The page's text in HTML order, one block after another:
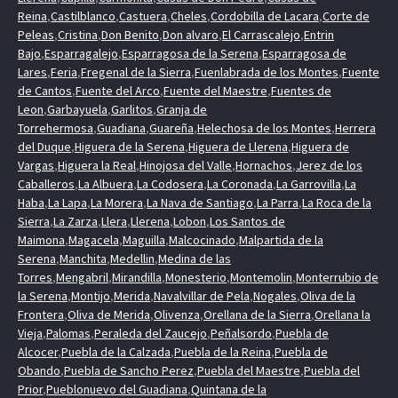
Reina,Castilblanco,Castuera,Cheles,Cordobilla de Lacara,Corte de
Peleas,Cristina,Don Benito,Don alvaro,El Carrascalejo,Entrin
Bajo,Esparragalejo,Esparragosa de la Serena,Esparragosa de
Lares,Feria,Fregenal de la Sierra,Fuenlabrada de los Montes,Fuente
de Cantos,Fuente del Arco,Fuente del Maestre,Fuentes de
Leon,Garbayuela,Garlitos,Granja de
Torrehermosa,Guadiana,Guareña,Helechosa de los Montes,Herrera
del Duque,Higuera de la Serena,Higuera de Llerena,Higuera de
Vargas,Higuera la Real,Hinojosa del Valle,Hornachos,Jerez de los
Caballeros,La Albuera,La Codosera,La Coronada,La Garrovilla,La
Haba,La Lapa,La Morera,La Nava de Santiago,La Parra,La Roca de la
Sierra,La Zarza,Llera,Llerena,Lobon,Los Santos de
Maimona,Magacela,Maguilla,Malcocinado,Malpartida de la
Serena,Manchita,Medellin,Medina de las
Torres,Mengabril,Mirandilla,Monesterio,Montemolin,Monterrubio de
la Serena,Montijo,Merida,Navalvillar de Pela,Nogales,Oliva de la
Frontera,Oliva de Merida,Olivenza,Orellana de la Sierra,Orellana la
Vieja,Palomas,Peraleda del Zaucejo,Peñalsordo,Puebla de
Alcocer,Puebla de la Calzada,Puebla de la Reina,Puebla de
Obando,Puebla de Sancho Perez,Puebla del Maestre,Puebla del
Prior,Pueblonuevo del Guadiana,Quintana de la